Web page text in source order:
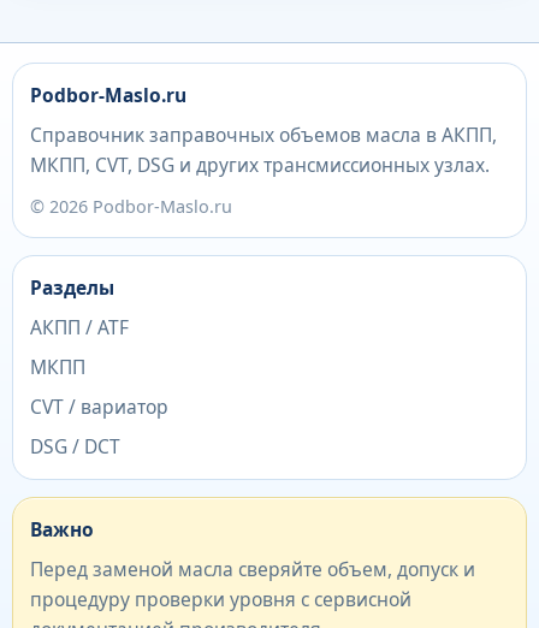
Podbor-Maslo.ru
Справочник заправочных объемов масла в АКПП,
МКПП, CVT, DSG и других трансмиссионных узлах.
© 2026 Podbor-Maslo.ru
Разделы
АКПП / ATF
МКПП
CVT / вариатор
DSG / DCT
Важно
Перед заменой масла сверяйте объем, допуск и
процедуру проверки уровня с сервисной